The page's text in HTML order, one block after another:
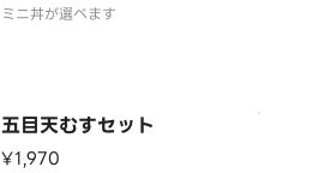
ミニ丼が選べます
五目天むすセット
¥1,970